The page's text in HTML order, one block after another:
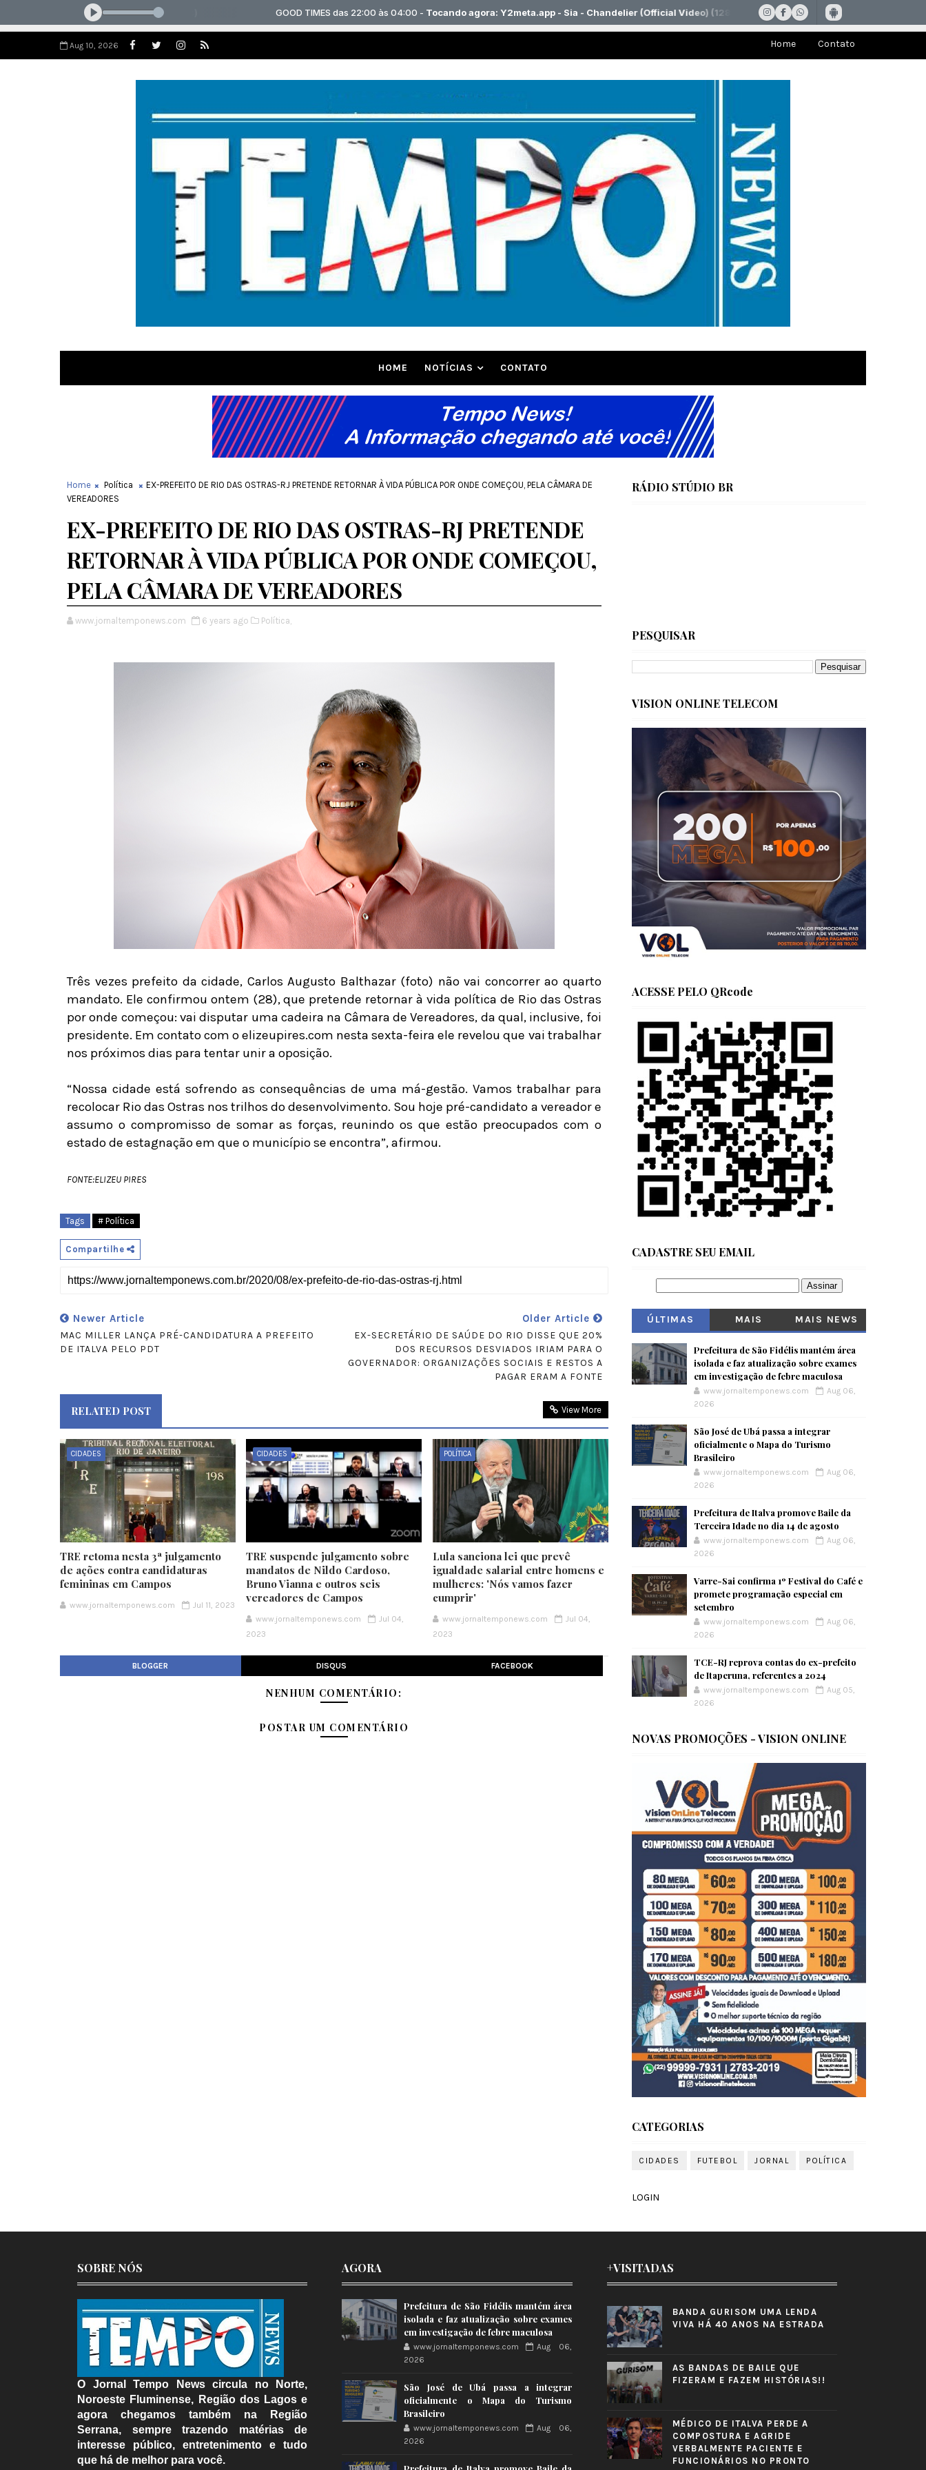
Aug 10, 2026 Home Contato
HOME NOTÍCIAS CONTATO
Home Política
EX-PREFEITO DE RIO DAS OSTRAS-RJ PRETENDE RETORNAR À VIDA PÚBLICA POR ONDE COMEÇOU, PELA CÂMARA DE
VEREADORES
EX-PREFEITO DE RIO DAS OSTRAS-RJ PRETENDE
RETORNAR À VIDA PÚBLICA POR ONDE COMEÇOU,
PELA CÂMARA DE VEREADORES
www.jornaltemponews.com 6 years ago Política,
Três vezes prefeito da cidade, Carlos Augusto Balthazar (foto) não vai concorrer ao quarto
mandato. Ele confirmou ontem (28), que pretende retornar à vida política de Rio das Ostras
por onde começou: vai disputar uma cadeira na Câmara de Vereadores, da qual, inclusive, foi
presidente. Em contato com o elizeupires.com nesta sexta-feira ele revelou que vai trabalhar
nos próximos dias para tentar unir a oposição.
“Nossa cidade está sofrendo as consequências de uma má-gestão. Vamos trabalhar para
recolocar Rio das Ostras nos trilhos do desenvolvimento. Sou hoje pré-candidato a vereador e
assumo o compromisso de somar as forças, reunindo os que estão preocupados com o
estado de estagnação em que o município se encontra”, afirmou.
FONTE:ELIZEU PIRES
Tags # Política
Compartilhe
Newer Article
MAC MILLER LANÇA PRÉ-CANDIDATURA A PREFEITO
DE ITALVA PELO PDT
Older Article
EX-SECRETÁRIO DE SAÚDE DO RIO DISSE QUE 20%
DOS RECURSOS DESVIADOS IRIAM PARA O
GOVERNADOR: ORGANIZAÇÕES SOCIAIS E RESTOS A
PAGAR ERAM A FONTE
RELATED POST View More
CIDADES
TRE retoma nesta 3ª julgamento
de ações contra candidaturas
femininas em Campos
www.jornaltemponews.com Jul 11, 2023
CIDADES
TRE suspende julgamento sobre
mandatos de Nildo Cardoso,
Bruno Vianna e outros seis
vereadores de Campos
www.jornaltemponews.com
Jul 04,
2023
POLÍTICA
Lula sanciona lei que prevê
igualdade salarial entre homens e
mulheres: 'Nós vamos fazer
cumprir'
www.jornaltemponews.com
Jul 04,
2023
BLOGGER DISQUS FACEBOOK
NENHUM COMENTÁRIO:
POSTAR UM COMENTÁRIO
RÁDIO STÚDIO BR
PESQUISAR
VISION ONLINE TELECOM
ACESSE PELO QRcode
CADASTRE SEU EMAIL
ÚLTIMAS
MAIS
MAIS NEWS
Prefeitura de São Fidélis mantém área
isolada e faz atualização sobre exames
em investigação de febre maculosa
www.jornaltemponews.com
Aug 06,
2026
São José de Ubá passa a integrar
oficialmente o Mapa do Turismo
Brasileiro
www.jornaltemponews.com
Aug 06,
2026
Prefeitura de Italva promove Baile da
Terceira Idade no dia 14 de agosto
www.jornaltemponews.com
Aug 06,
2026
Varre-Sai confirma 1º Festival do Café e
promete programação especial em
setembro
www.jornaltemponews.com
Aug 06,
2026
TCE-RJ reprova contas do ex-prefeito
de Itaperuna, referentes a 2024
www.jornaltemponews.com
Aug 05,
2026
NOVAS PROMOÇÕES - VISION ONLINE
CATEGORIAS
CIDADES FUTEBOL JORNAL POLÍTICA
LOGIN
SOBRE NÓS
O Jornal Tempo News circula no Norte,
Noroeste Fluminense, Região dos Lagos e
agora chegamos também na Região
Serrana, sempre trazendo matérias de
interesse público, entretenimento e tudo
que há de melhor para você.
AGORA
Prefeitura de São Fidélis mantém área
isolada e faz atualização sobre exames
em investigação de febre maculosa
www.jornaltemponews.com
Aug 06,
2026
São José de Ubá passa a integrar
oficialmente o Mapa do Turismo
Brasileiro
www.jornaltemponews.com
Aug 06,
2026
+VISITADAS
BANDA GURISOM UMA LENDA
VIVA HÁ 40 ANOS NA ESTRADA
AS BANDAS DE BAILE QUE
FIZERAM E FAZEM HISTÓRIAS!!
MÉDICO DE ITALVA PERDE A
COMPOSTURA E AGRIDE
VERBALMENTE PACIENTE E
FUNCIONÁRIOS NO PRONTO